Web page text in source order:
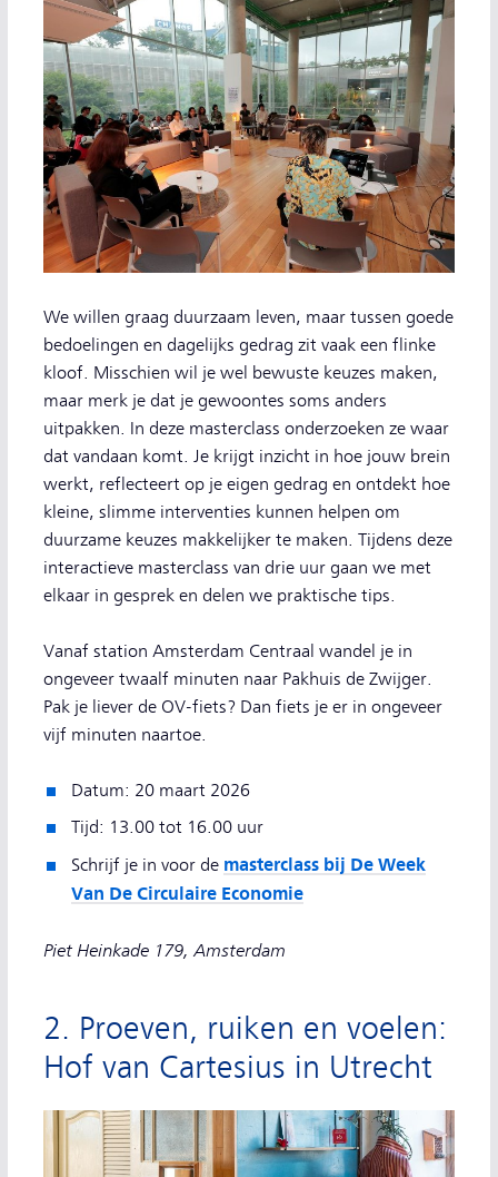
We willen graag duurzaam leven, maar tussen goede
bedoelingen en dagelijks gedrag zit vaak een flinke
kloof. Misschien wil je wel bewuste keuzes maken,
maar merk je dat je gewoontes soms anders
uitpakken. In deze masterclass onderzoeken ze waar
dat vandaan komt. Je krijgt inzicht in hoe jouw brein
werkt, reflecteert op je eigen gedrag en ontdekt hoe
kleine, slimme interventies kunnen helpen om
duurzame keuzes makkelijker te maken. Tijdens deze
interactieve masterclass van drie uur gaan we met
elkaar in gesprek en delen we praktische tips.
Vanaf station Amsterdam Centraal wandel je in
ongeveer twaalf minuten naar Pakhuis de Zwijger.
Pak je liever de OV-fiets? Dan fiets je er in ongeveer
vijf minuten naartoe.
Datum: 20 maart 2026
Tijd: 13.00 tot 16.00 uur
Schrijf je in voor de masterclass bij De Week
Van De Circulaire Economie
Piet Heinkade 179, Amsterdam
2. Proeven, ruiken en voelen:
Hof van Cartesius in Utrecht